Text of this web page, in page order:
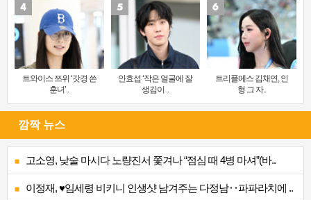
트와이스 쯔위 ‘갓경 쓴
훈녀’..
안효섭 ‘작은 얼굴에 잘
생김이 ..
트리플에스 김채연, 인
형 그 자..
깜짝 뉴스
고소영, 낮술 마시다 노량진서 쫓겨나 “점심 때 4병 마셔”(바..
이정재, ♥임세령 비키니 인생샷 남겨주는 다정남‥파파라치에 ..